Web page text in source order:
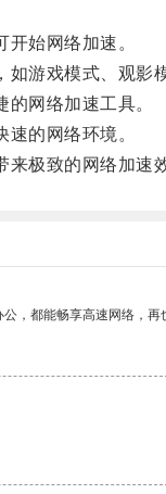
始网络加速。
游戏模式、观影
网络加速工具。
的网络环境。
极致的网络加速
，都能畅享高速网络，